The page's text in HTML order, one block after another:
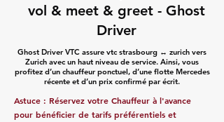
vol & meet & greet - Ghost
Driver
Ghost Driver VTC assure vtc strasbourg ↔ zurich vers
Zurich avec un haut niveau de service. Ainsi, vous
profitez d’un chauffeur ponctuel, d’une flotte Mercedes
récente et d’un prix confirmé par écrit.
Astuce : Réservez votre Chauffeur à l'avance
pour bénéficier de tarifs préférentiels et